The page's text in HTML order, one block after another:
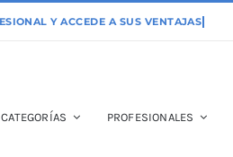
CATEGORÍAS PROFESIONALES